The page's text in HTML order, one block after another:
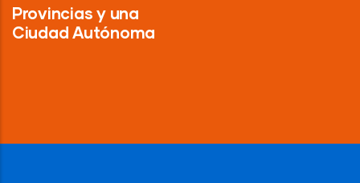
Provincias y una
Ciudad Autónoma